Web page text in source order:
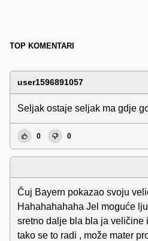
TOP KOMENTARI
user1596891057
Seljak ostaje seljak ma gdje
0 0
Čuj Bayern pokazao svoju
Hahahahahaha Jel moguće
sretno dalje bla bla ja veličine
tako se to radi , može mater